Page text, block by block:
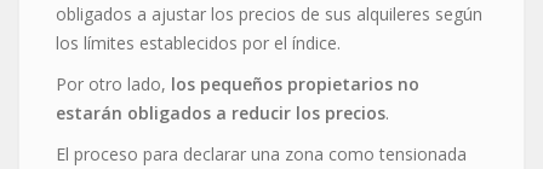
obligados a ajustar los precios de sus alquileres según
los límites establecidos por el índice.
Por otro lado, los pequeños propietarios no
estarán obligados a reducir los precios.
El proceso para declarar una zona como tensionada